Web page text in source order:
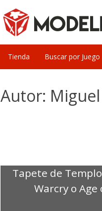
Tienda Buscar por Juego
Autor: Miguel
Tapete de
Warcry o Age